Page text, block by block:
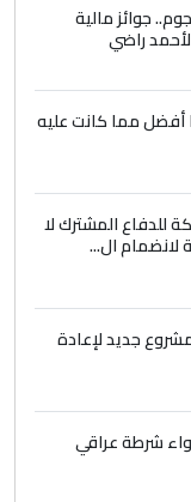
حسين سل
يسقط
حسين سل
جوائز مالية
راضي
أفضل مما كانت عليه
للدفاع المشترك لا
ال...
جديد لإعادة
شرطة عراقي